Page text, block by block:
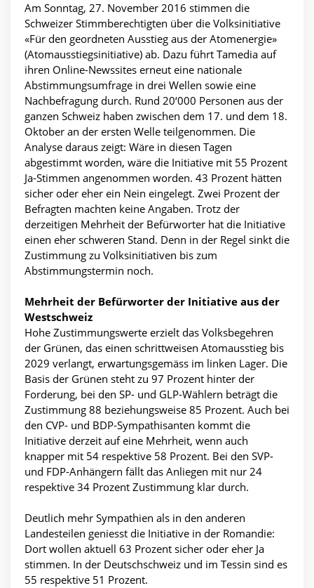
Am Sonntag, 27. November 2016 stimmen die
Schweizer Stimmberechtigten über die Volksinitiative
«Für den geordneten Ausstieg aus der Atomenergie»
(Atomausstiegsinitiative) ab. Dazu führt Tamedia auf
ihren Online-Newssites erneut eine nationale
Abstimmungsumfrage in drei Wellen sowie eine
Nachbefragung durch. Rund 20‘000 Personen aus der
ganzen Schweiz haben zwischen dem 17. und dem 18.
Oktober an der ersten Welle teilgenommen. Die
Analyse daraus zeigt: Wäre in diesen Tagen
abgestimmt worden, wäre die Initiative mit 55 Prozent
Ja-Stimmen angenommen worden. 43 Prozent hätten
sicher oder eher ein Nein eingelegt. Zwei Prozent der
Befragten machten keine Angaben. Trotz der
derzeitigen Mehrheit der Befürworter hat die Initiative
einen eher schweren Stand. Denn in der Regel sinkt die
Zustimmung zu Volksinitiativen bis zum
Abstimmungstermin noch.
Mehrheit der Befürworter der Initiative aus der
Westschweiz
Hohe Zustimmungswerte erzielt das Volksbegehren
der Grünen, das einen schrittweisen Atomausstieg bis
2029 verlangt, erwartungsgemäss im linken Lager. Die
Basis der Grünen steht zu 97 Prozent hinter der
Forderung, bei den SP- und GLP-Wählern beträgt die
Zustimmung 88 beziehungsweise 85 Prozent. Auch bei
den CVP- und BDP-Sympathisanten kommt die
Initiative derzeit auf eine Mehrheit, wenn auch
knapper mit 54 respektive 58 Prozent. Bei den SVP-
und FDP-Anhängern fällt das Anliegen mit nur 24
respektive 34 Prozent Zustimmung klar durch.
Deutlich mehr Sympathien als in den anderen
Landesteilen geniesst die Initiative in der Romandie:
Dort wollen aktuell 63 Prozent sicher oder eher Ja
stimmen. In der Deutschschweiz und im Tessin sind es
55 respektive 51 Prozent.